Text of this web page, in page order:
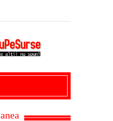
– actualitate giurgiu,
stiri politice, social
giurgiu, dezvaluiri,